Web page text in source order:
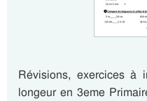
Révisions, exercices à
longeur en 3eme